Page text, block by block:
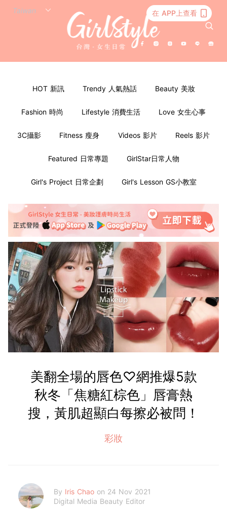
在 APP上查看
HOT 新訊 Trendy 人氣熱話 Beauty 美妝
Fashion 時尚 Lifestyle 消費生活 Love 女生心事
3C攝影 Fitness 瘦身 Videos 影片 Reels 影片
Featured 日常專題 GirlStar日常人物
Girl's Project 日常企劃 Girl's Lesson GS小教室
美翻全場的唇色♡網推爆5款
秋冬「焦糖紅棕色」唇膏熱
搜，黃肌超顯白每擦必被問！
彩妝
By Iris Chao on 24 Nov 2021
Digital Media Beauty Editor